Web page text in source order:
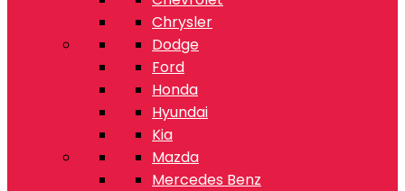
Chrysler
Dodge
Ford
Honda
Hyundai
Kia
Mazda
Mercedes Benz